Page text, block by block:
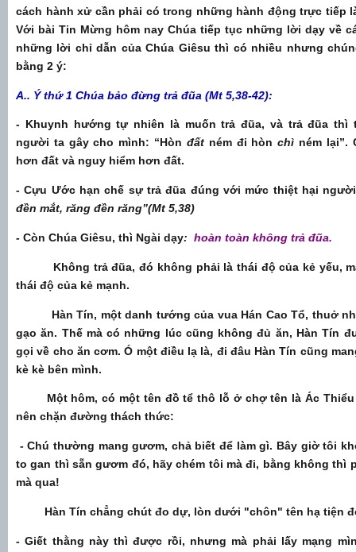
cách hành xử cần phải có trong những hành động trực tiếp
Với bài Tin Mừng hôm nay Chúa tiếp tục những lời dạy về
những lời chỉ dẫn của Chúa Giêsu thì có nhiều nhưng
bằng 2 ý:
A.. Ý thứ 1 Chúa bảo đừng trả đũa (Mt 5,38-42):
- Khuynh hướng tự nhiên là muốn trả đũa, và trả đũa thì
người ta gây cho mình: “Hòn đấtném đi hònchì ném lại”.
hơn đất và nguy hiểm hơn đất.
- Cựu Ước hạn chế sự trả đũa đúng với mức thiệt hại
đền mắt, răng đền răng”(Mt 5,38)
- Còn Chúa Giêsu, thì Ngài dạy: hoàn toàn không trả đũa.
Không trả đũa, đó không phải là thái độ của kẻ yếu,
thái độ của kẻ mạnh.
Hàn Tín, một danh tướng của vua Hán Cao Tổ, thuở
gạo ăn. Thế mà có những lúc cũng không đủ ăn, Hàn Tín
gọi về cho ăn cơm. Ó một điều lạ là, đi đâu Hàn Tín cũng
kè kè bên mình.
Một hôm, có một tên đồ tể thô lỗ ở chợ tên là Ác Thiểu
nên chặn đường thách thức:
- Chú thường mang gươm, chả biết để làm gì. Bây giờ tôi
to gan thì sẵn gươm đó, hãy chém tôi mà đi, bằng không
mà qua!
Hàn Tín chẳng chút đo dự, lòn dưới "chôn" tên hạ tiện
-Giết thằng này thì được rồi, nhưng mà phải lấy mạng